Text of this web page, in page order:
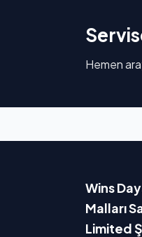
Hemen
Wins
Malları
Limited